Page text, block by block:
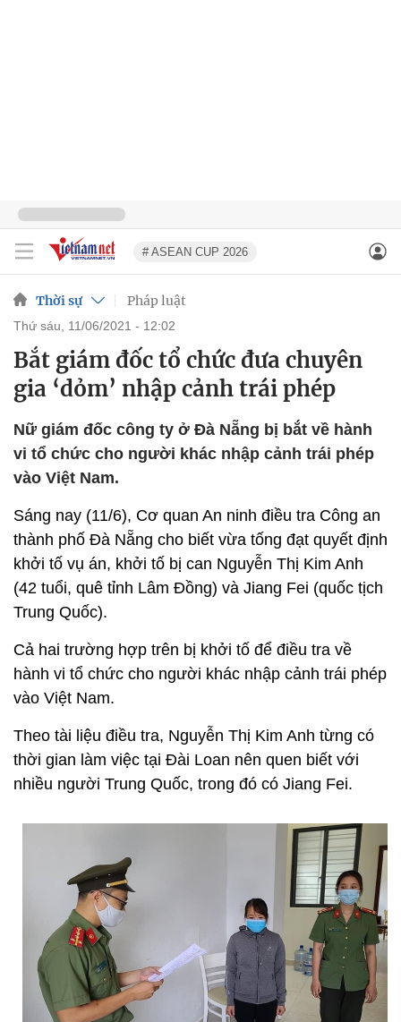
# ASEAN CUP 2026
Thời sự Pháp luật
thứ sáu, 11/06/2021 - 12:02
Bắt giám đốc tổ chức đưa chuyên
gia ‘dỏm’ nhập cảnh trái phép
Nữ giám đốc công ty ở Đà Nẵng bị bắt về hành
vi tổ chức cho người khác nhập cảnh trái phép
vào Việt Nam.
Sáng nay (11/6), Cơ quan An ninh điều tra Công an
thành phố Đà Nẵng cho biết vừa tống đạt quyết định
khởi tố vụ án, khởi tố bị can Nguyễn Thị Kim Anh
(42 tuổi, quê tỉnh Lâm Đồng) và Jiang Fei (quốc tịch
Trung Quốc).
Cả hai trường hợp trên bị khởi tố để điều tra về
hành vi tổ chức cho người khác nhập cảnh trái phép
vào Việt Nam.
Theo tài liệu điều tra, Nguyễn Thị Kim Anh từng có
thời gian làm việc tại Đài Loan nên quen biết với
nhiều người Trung Quốc, trong đó có Jiang Fei.